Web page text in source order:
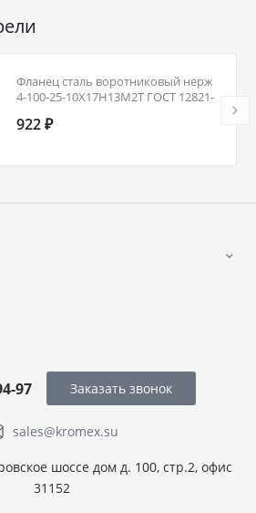
Фланец сталь воротниковый нерж
4-100-25-10Х17Н13М2Т ГОСТ 12821-
922 ₽
sales@kromex.su
97
шоссе дом д. 100, стр.2, офис
31152
Заказать звонок